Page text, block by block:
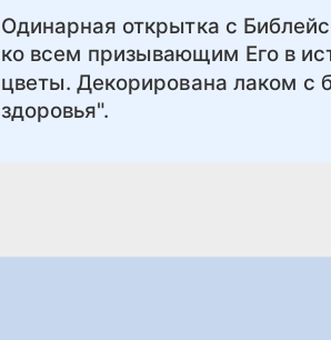
Одинарная открытка с
ко всем призывающим Его в
цветы. Декорирована лаком с
здоровья".